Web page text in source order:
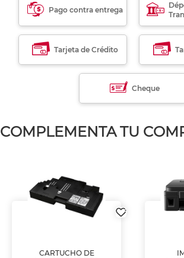
Pago contra entrega
Tarjeta de Crédito
Cheque
COMPLEMENTA TU
CARTUCHO DE